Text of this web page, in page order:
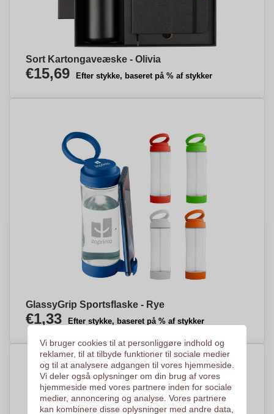
Sort Kartongaveæske - Olivia
€15,69 Efter stykke, baseret på % af stykker
GlassyGrip Sportsflaske - Rye
€1,33 Efter stykke, baseret på % af stykker
Vi bruger cookies til at personliggøre indhold og
reklamer, til at tilbyde funktioner til sociale medier
og til at analysere adgangen til vores hjemmeside.
Vi deler også oplysninger om din brug af vores
hjemmeside med vores partnere inden for sociale
medier, annoncering og analyse. Vores partnere
kan kombinere disse oplysninger med andre data,